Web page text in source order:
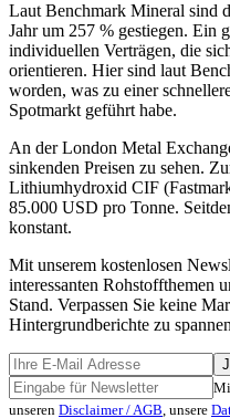
Laut Benchmark Mineral sind
Jahr um 257 % gestiegen. Ein
individuellen Verträgen, die
orientieren. Hier sind laut
worden, was zu einer
Spotmarkt geführt habe.
An der London Metal
sinkenden Preisen zu sehen.
Lithiumhydroxid CIF
85.000 USD pro Tonne.
konstant.
Mit unserem kostenlosen
interessanten Rohstoffthemen
Stand. Verpassen Sie keine
Hintergrundberichte zu
unseren Disclaimer / AGB, unsere